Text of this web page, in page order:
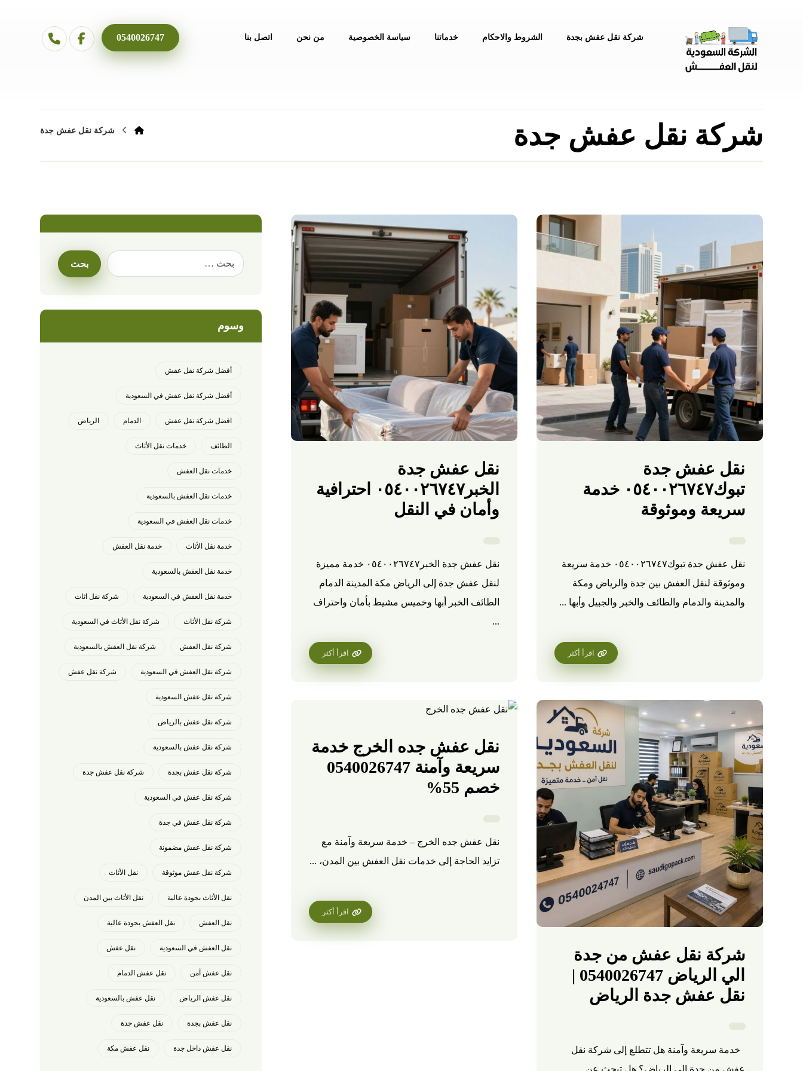
شركة نقل عفش بجدة الشروط والاحكام خدماتنا سياسة الخصوصية من نحن اتصل بنا 0540026747
شركة نقل عفش جدة شركة نقل عفش جدة
نقل عفش جدة
تبوك٠٥٤٠٠٢٦٧٤٧ خدمة
سريعة وموثوقة
نقل عفش جدة تبوك٠٥٤٠٠٢٦٧٤٧ خدمة سريعة
وموثوقة لنقل العفش بين جدة والرياض ومكة
والمدينة والدمام والطائف والخبر والجبيل وأبها ...
اقرأ أكثر
نقل عفش جدة
الخبر٠٥٤٠٠٢٦٧٤٧ احترافية
وأمان في النقل
نقل عفش جدة الخبر٠٥٤٠٠٢٦٧٤٧ خدمة مميزة
لنقل عفش جدة إلى الرياض مكة المدينة الدمام
الطائف الخبر أبها وخميس مشيط بأمان واحتراف
...
اقرأ أكثر
شركة نقل عفش من جدة
الي الرياض 0540026747 |
نقل عفش جدة الرياض
خدمة سريعة وآمنة هل تتطلع إلى شركة نقل
عفش من جدة الي الرياض؟ هل تبحث عن ...
نقل عفش جده الخرج خدمة
سريعة وآمنة 0540026747
خصم 55%
نقل عفش جده الخرج – خدمة سريعة وآمنة مع
تزايد الحاجة إلى خدمات نقل العفش بين المدن، ...
اقرأ أكثر
وسوم
أفضل شركة نقل عفش
أفضل شركة نقل عفش في السعودية
افضل شركة نقل عفش الدمام الرياض
الطائف خدمات نقل الأثاث
خدمات نقل العفش
خدمات نقل العفش بالسعودية
خدمات نقل العفش في السعودية
خدمة نقل الأثاث خدمة نقل العفش
خدمة نقل العفش بالسعودية
خدمة نقل العفش في السعودية شركة نقل اثاث
شركة نقل الأثاث شركة نقل الأثاث في السعودية
شركة نقل العفش شركة نقل العفش بالسعودية
شركة نقل العفش في السعودية شركة نقل عفش
شركة نقل عفش السعودية
شركة نقل عفش بالرياض
شركة نقل عفش بالسعودية
شركة نقل عفش بجدة شركة نقل عفش جدة
شركة نقل عفش في السعودية
شركة نقل عفش في جدة
شركة نقل عفش مضمونة
شركة نقل عفش موثوقة نقل الأثاث
نقل الأثاث بجودة عالية نقل الأثاث بين المدن
نقل العفش نقل العفش بجودة عالية
نقل العفش في السعودية نقل عفش
نقل عفش آمن نقل عفش الدمام
نقل عفش الرياض نقل عفش بالسعودية
نقل عفش بجدة نقل عفش جدة
نقل عفش داخل جدة نقل عفش مكة